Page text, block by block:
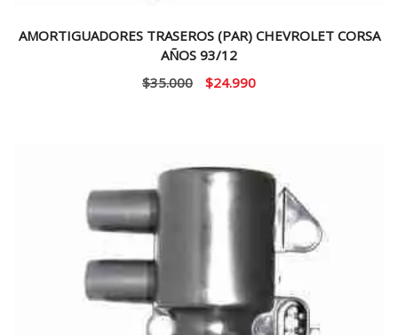
AMORTIGUADORES TRASEROS (PAR) CHEVROLET CORSA
AÑOS 93/12
$35.000
El
$35.000.
$24.990El
$24.990.